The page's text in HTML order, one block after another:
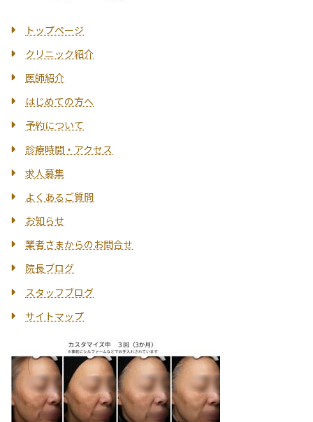
トップページ
クリニック紹介
医師紹介
はじめての方へ
予約について
診療時間・アクセス
求人募集
よくあるご質問
お知らせ
業者さまからのお問合せ
院長ブログ
スタッフブログ
サイトマップ